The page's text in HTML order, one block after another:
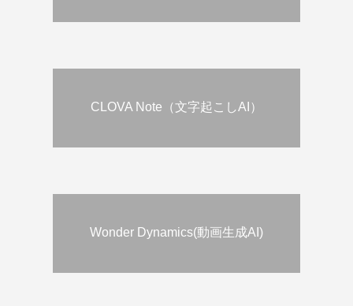
CLOVA Note（文字起こしAI）
Wonder Dynamics(動画生成AI)